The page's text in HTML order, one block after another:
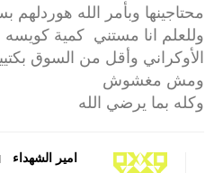
محتاجينها وبأمر الله هوردلهم
وللعلم انا مستني كمية
الأوكراني وأقل من السوق
ومش مغشوش
وكله بما يرضي الله
امير الشهداء